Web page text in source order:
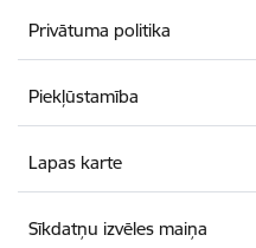
Privātuma politika
Piekļūstamība
Lapas karte
Sīkdatņu izvēles maiņa